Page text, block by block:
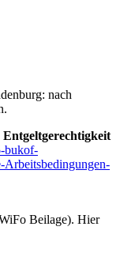
nach
bukof-
Arbeitsbedingungen-
Beilage). Hier